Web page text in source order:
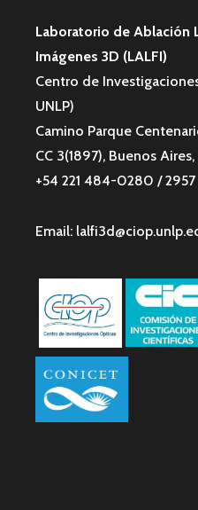
Laboratorio de Ablación
Imágenes 3D (LALFI)
Centro de
UNLP)
Camino Parque
CC 3(1897), Buenos
+54 221 484-0280 / 2957
Email: